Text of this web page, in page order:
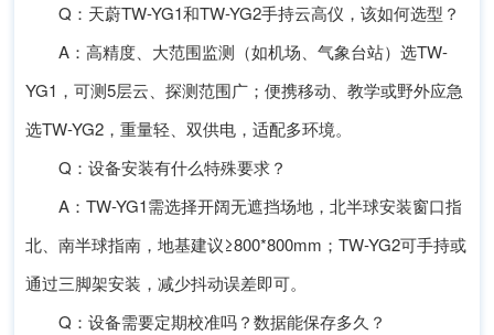
Q：天蔚TW-YG1和TW-YG2手持云高仪，该如何选型？
A：高精度、大范围监测（如机场、气象台站）选TW-
YG1，可测5层云、探测范围广；便携移动、教学或野外应急
选TW-YG2，重量轻、双供电，适配多环境。
Q：设备安装有什么特殊要求？
A：TW-YG1需选择开阔无遮挡场地，北半球安装窗口指
北、南半球指南，地基建议≥800*800mm；TW-YG2可手持或
通过三脚架安装，减少抖动误差即可。
Q：设备需要定期校准吗？数据能保存多久？